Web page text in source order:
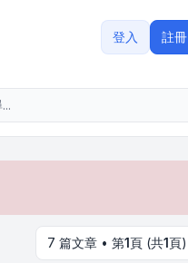
登入 註冊
7 篇文章 • 第1頁 (共1頁)